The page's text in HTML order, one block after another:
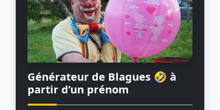
Générateur de Blagues 🤣 à
partir d’un prénom